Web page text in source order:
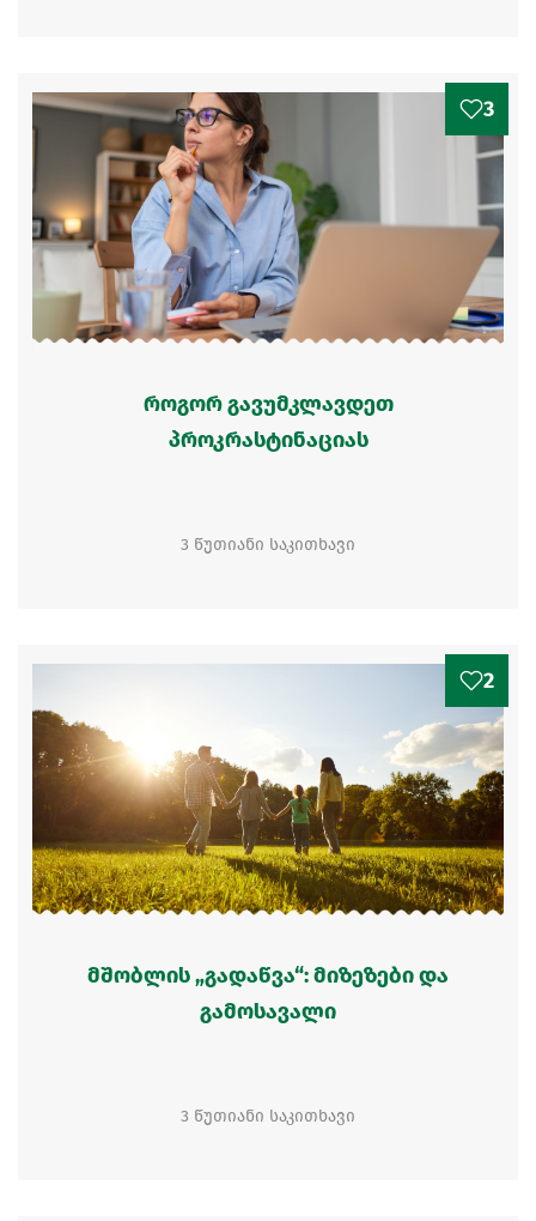
3
როგორ გავუმკლავდეთ
პროკრასტინაციას
3 წუთიანი საკითხავი
2
მშობლის „გადაწვა“: მიზეზები და
გამოსავალი
3 წუთიანი საკითხავი